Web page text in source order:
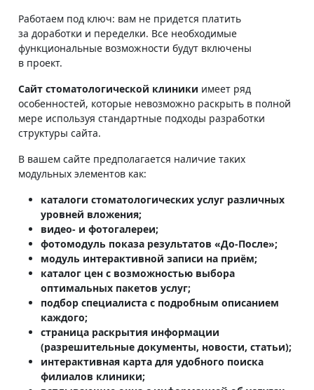
Работаем под ключ: вам не придется платить
за доработки и переделки. Все необходимые
функциональные возможности будут включены
в проект.
Сайт стоматологической клиники имеет ряд
особенностей, которые невозможно раскрыть в полной
мере используя стандартные подходы разработки
структуры сайта.
В вашем сайте предполагается наличие таких
модульных элементов как:
каталоги стоматологических услуг различных
уровней вложения;
видео- и фотогалереи;
фотомодуль показа результатов «До-После»;
модуль интерактивной записи на приём;
каталог цен с возможностью выбора
оптимальных пакетов услуг;
подбор специалиста с подробным описанием
каждого;
страница раскрытия информации
(разрешительные документы, новости, статьи);
интерактивная карта для удобного поиска
филиалов клиники;